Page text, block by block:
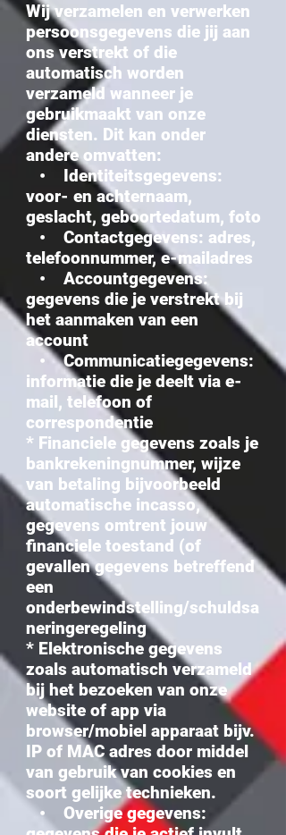
Wij verzamelen en verwerken
persoonsgegevens die jij aan
ons verstrekt of die
automatisch worden
verzameld wanneer je
gebruikmaakt van onze
diensten. Dit kan onder
andere omvatten:
• Identiteitsgegevens:
voor- en achternaam,
geslacht, geboortedatum, foto
• Contactgegevens: adres,
telefoonnummer, e-mailadres
• Accountgegevens:
gegevens die je verstrekt bij
het aanmaken van een
account
• Communicatiegegevens:
informatie die je deelt via e-
mail, telefoon of
correspondentie
* Financiele gegevens zoals je
bankrekeningnummer, wijze
van betaling bijvoorbeeld
automatische incasso,
gegevens omtrent jouw
financiele toestand (of
gevallen gegevens betreffend
een
onderbewindstelling/schuldsa
neringeregeling
* ⁠Elektronische gegevens
zoals automatisch verzameld
bij het bezoeken van onze
website of app via
browser/mobiel apparaat bijv.
IP of MAC adres door middel
van gebruik van cookies en
soort gelijke technieken.
• Overige gegevens: